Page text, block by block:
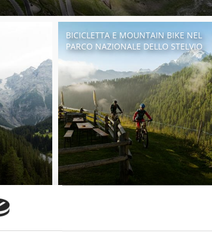
BICICLETTA E MOUNTAIN BIKE NEL
PARCO NAZIONALE DELLO STELVIO